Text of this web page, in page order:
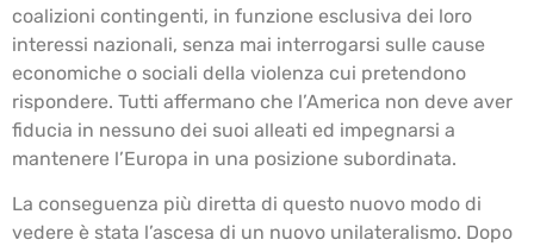
coalizioni contingenti, in funzione esclusiva dei loro
interessi nazionali, senza mai interrogarsi sulle cause
economiche o sociali della violenza cui pretendono
rispondere. Tutti affermano che l’America non deve aver
fiducia in nessuno dei suoi alleati ed impegnarsi a
mantenere l’Europa in una posizione subordinata.
La conseguenza più diretta di questo nuovo modo di
vedere è stata l’ascesa di un nuovo unilateralismo. Dopo